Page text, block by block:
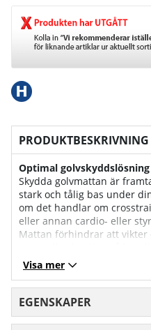
PRODUKTBESKRIVNING
Optimal
Skydda golvmattan är
stark och tålig bas under
om det handlar om
eller annan cardio- eller
Mattan förhindrar att vikter
stengolv, vilket skapar en
Skydd och dämpning i ett:
Den skyddande mattan
golvskydd och dämpning,
reducera både stötar och
Visa mer
EGENSKAPER